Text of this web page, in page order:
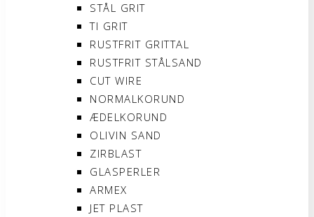
STÅL GRIT
TI GRIT
RUSTFRIT GRITTAL
RUSTFRIT STÅLSAND
CUT WIRE
NORMALKORUND
ÆDELKORUND
OLIVIN SAND
ZIRBLAST
GLASPERLER
ARMEX
JET PLAST